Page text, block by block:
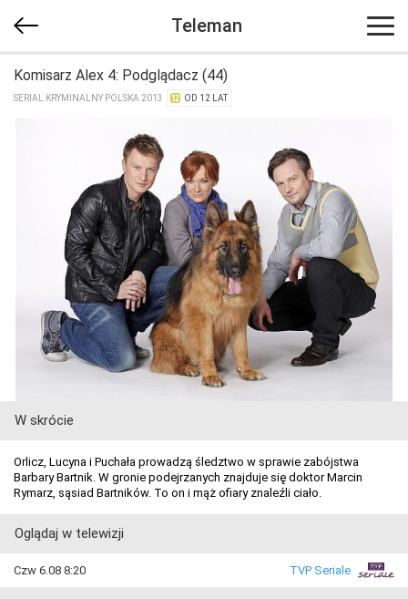
Teleman
Komisarz Alex 4: Podglądacz (44)
SERIAL KRYMINALNY POLSKA 2013 OD 12 LAT
W skrócie
Orlicz, Lucyna i Puchała prowadzą śledztwo w sprawie zabójstwa
Barbary Bartnik. W gronie podejrzanych znajduje się doktor Marcin
Rymarz, sąsiad Bartników. To on i mąż ofiary znaleźli ciało.
Oglądaj w telewizji
Czw 6.08 8:20 TVP Seriale